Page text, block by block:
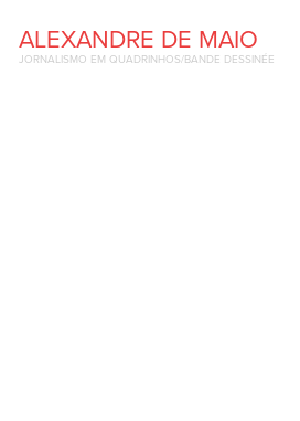
ALEXANDRE DE MAIO
JORNALISMO EM QUADRINHOS/BANDE DESSINÉE